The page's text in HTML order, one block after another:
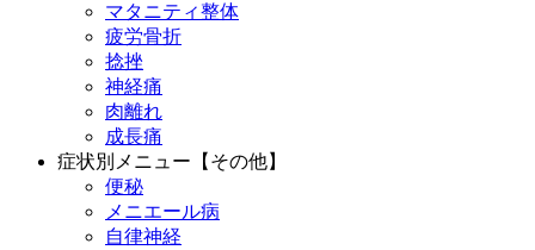
マタニティ整体
疲労骨折
捻挫
神経痛
肉離れ
成長痛
症状別メニュー【その他】
便秘
メニエール病
自律神経